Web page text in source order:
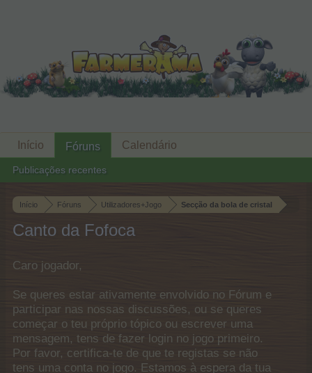
Início Fóruns Utilizadores+Jogo Secção da bola de cristal
Canto da Fofoca
Caro jogador,
Se queres estar ativamente envolvido no Fórum e
participar nas nossas discussões, ou se queres
começar o teu próprio tópico ou escrever uma
mensagem, tens de fazer login no jogo primeiro.
Por favor, certifica-te de que te registas se não
tens uma conta no jogo. Estamos à espera da tua
Início Fóruns
Publicações recentes
Calendário